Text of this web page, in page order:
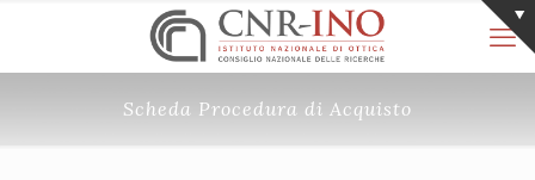
Scheda Procedura di Acquisto